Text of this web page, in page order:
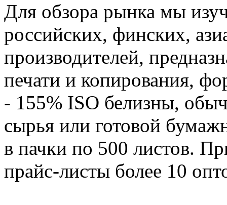
Для обзора рынка мы
российских, финских,
производителей,
печати и копирования,
- 155% ISO белизны,
сырья или готовой
в пачки по 500 листов.
прайс-листы более 10